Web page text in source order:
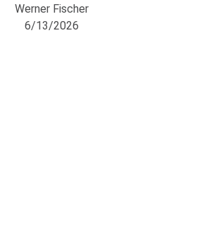
Werner Fischer
6/13/2026